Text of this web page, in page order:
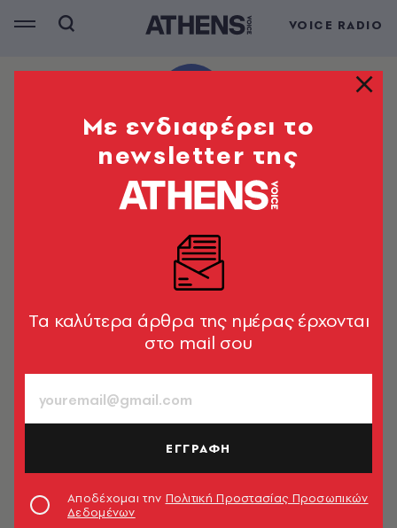
VOICE RADIO
Mε ενδιαφέρει το
newsletter της
Tα καλύτερα άρθρα της ημέρας έρχονται
στο mail σου
ΕΓΓΡΑΦΗ
Αποδέχομαι την Πολιτική Προστασίας Προσωπικών
Δεδομένων